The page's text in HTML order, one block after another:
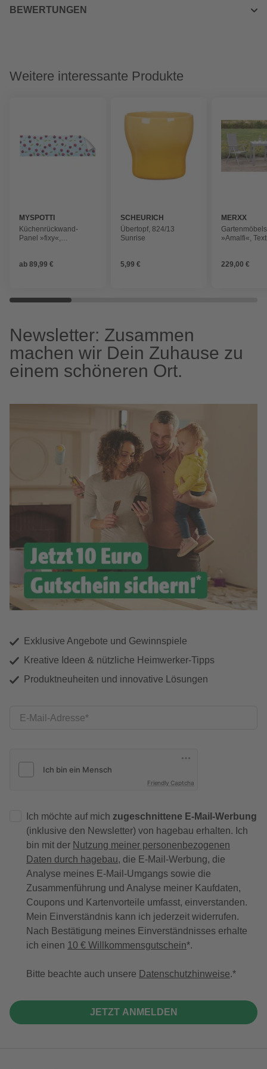
BEWERTUNGEN
Weitere interessante Produkte
MYSPOTTI
Küchenrückwand-
Panel »fixy«,
ab 89,99 €
SCHEURICH
Übertopf, 824/13
Sunrise
5,99 €
MERXX
»Amalfi«,
229,00 €
Newsletter: Zusammen
machen wir Dein Zuhause zu
einem schöneren Ort.
Exklusive Angebote und Gewinnspiele
Kreative Ideen & nützliche Heimwerker-Tipps
Produktneuheiten und innovative Lösungen
E-Mail-Adresse
Friendly Captcha
Ich möchte auf mich zugeschnittene E-Mail-Werbung
(inklusive den Newsletter) von hagebau erhalten. Ich
bin mit der Nutzung meiner personenbezogenen
Daten durch hagebau, die E-Mail-Werbung, die
Analyse meines E-Mail-Umgangs sowie die
Zusammenführung und Analyse meiner Kaufdaten,
Coupons und Kartenvorteile umfasst, einverstanden.
Mein Einverständnis kann ich jederzeit widerrufen.
Nach Bestätigung meines Einverständnisses erhalte
ich einen 10 € Willkommensgutschein*.
Bitte beachte auch unsere Datenschutzhinweise.
JETZT ANMELDEN